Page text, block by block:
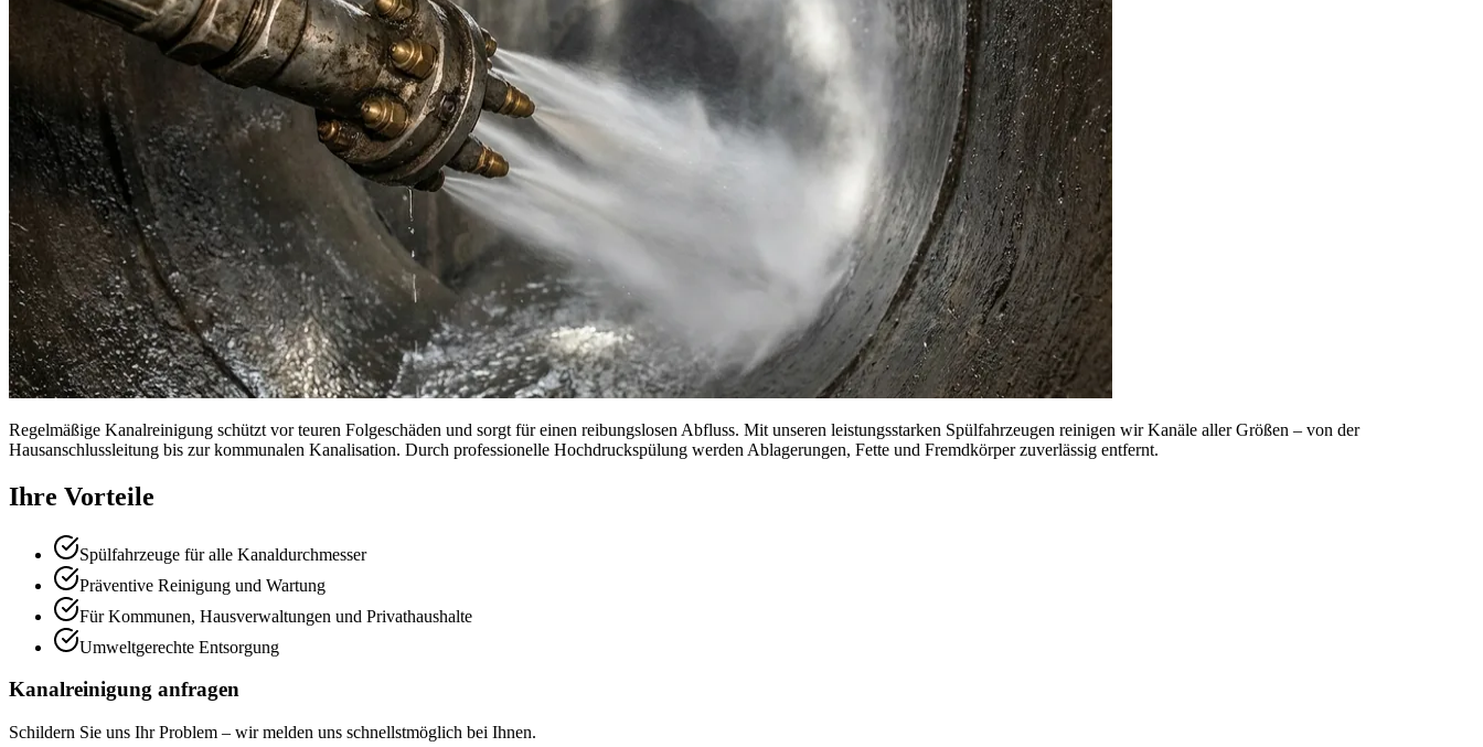
Regelmäßige Kanalreinigung schützt vor teuren Folgeschäden und sorgt für einen reibungslosen Abfluss. Mit unseren leistungsstarken Spülfahrzeugen reinigen wir Kanäle aller Größen – von der
Hausanschlussleitung bis zur kommunalen Kanalisation. Durch professionelle Hochdruckspülung werden Ablagerungen, Fette und Fremdkörper zuverlässig entfernt.
Ihre Vorteile
Spülfahrzeuge für alle Kanaldurchmesser
Präventive Reinigung und Wartung
Für Kommunen, Hausverwaltungen und Privathaushalte
Umweltgerechte Entsorgung
Kanalreinigung anfragen
Schildern Sie uns Ihr Problem – wir melden uns schnellstmöglich bei Ihnen.